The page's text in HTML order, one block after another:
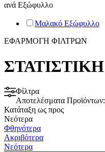
ανά Εξώφυλλο
Μαλακό Εξώφυλλο
ΕΦΑΡΜΟΓΗ ΦΙΛΤΡΩΝ
ΣΤΑΤΙΣΤΙΚΗ
Φίλτρα
Αποτελέσματα Προϊόντων:
Κατάταξη ως προς
Νεότερα
Φθηνότερα
Ακριβότερα
Νεότερα